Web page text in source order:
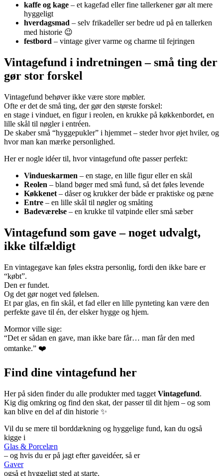
kaffe og kage – et kagefad eller fine tallerkener gør alt mere
hyggeligt
hverdagsmad – selv frikadeller ser bedre ud på en tallerken
med historie 😉
festbord – vintage giver varme og charme til fejringen
Vintagefund i indretningen – små ting der
gør stor forskel
Vintagefund behøver ikke være store møbler.
Ofte er det de små ting, der gør den største forskel:
en stage i vinduet, en figur i reolen, en krukke på køkkenbordet, en
lille skål til nøgler i entréen.
De skaber små “hyggepukler” i hjemmet – steder hvor øjet hviler, og
hvor man kan mærke personlighed.
Her er nogle idéer til, hvor vintagefund ofte passer perfekt:
Vindueskarmen – en stage, en lille figur eller en skål
Reolen – bland bøger med små fund, så det føles levende
Køkkenet – dåser og krukker der både er praktiske og pæne
Entre – en lille skål til nøgler og småting
Badeværelse – en krukke til vatpinde eller små sæber
Vintagefund som gave – noget udvalgt,
ikke tilfældigt
En vintagegave kan føles ekstra personlig, fordi den ikke bare er
“købt”.
Den er fundet.
Og det gør noget ved følelsen.
Et par glas, en fin skål, et fad eller en lille pynteting kan være den
perfekte gave til én, der elsker hygge og hjem.
Mormor ville sige:
“Det er sådan en gave, man ikke bare får… man får den med
omtanke.” ❤️
Find dine vintagefund her
Her på siden finder du alle produkter med tagget Vintagefund.
Kig dig omkring og find den skat, der passer til dit hjem – og som
kan blive en del af din historie ✨
Vil du se mere til borddækning og hyggelige fund, kan du også
kigge i
Glas & Porcelæn
– og hvis du er på jagt efter gaveidéer, så er
Gaver
også et hyggeligt sted at starte.